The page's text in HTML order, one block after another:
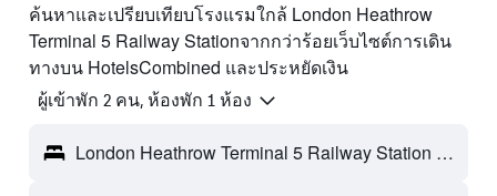
ค้นหาและเปรียบเทียบโรงแรมใกล้ London Heathrow
Terminal 5 Railway Stationจากกว่าร้อยเว็บไซต์การเดิน
ทางบน HotelsCombined และประหยัดเงิน
ผู้เข้าพัก 2 คน, ห้องพัก 1 ห้อง
London Heathrow Terminal 5 Railway Station - Iver, อังกฤษ, สหราชอาณาจักร